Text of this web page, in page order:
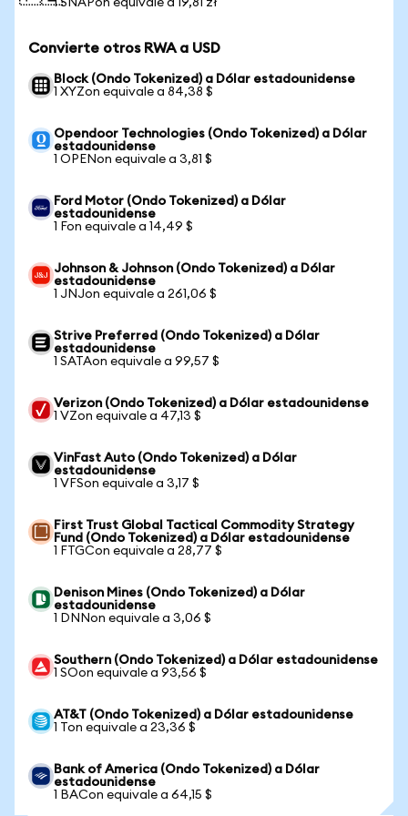
1 SNAPon equivale a 19,81 zł
Convierte otros RWA a USD
Block (Ondo Tokenized) a Dólar estadounidense
1 XYZon equivale a 84,38 $
Opendoor Technologies (Ondo Tokenized) a Dólar
estadounidense
1 OPENon equivale a 3,81 $
Ford Motor (Ondo Tokenized) a Dólar
estadounidense
1 Fon equivale a 14,49 $
Johnson & Johnson (Ondo Tokenized) a Dólar
estadounidense
1 JNJon equivale a 261,06 $
Strive Preferred (Ondo Tokenized) a Dólar
estadounidense
1 SATAon equivale a 99,57 $
Verizon (Ondo Tokenized) a Dólar estadounidense
1 VZon equivale a 47,13 $
VinFast Auto (Ondo Tokenized) a Dólar
estadounidense
1 VFSon equivale a 3,17 $
First Trust Global Tactical Commodity Strategy
Fund (Ondo Tokenized) a Dólar estadounidense
1 FTGCon equivale a 28,77 $
Denison Mines (Ondo Tokenized) a Dólar
estadounidense
1 DNNon equivale a 3,06 $
Southern (Ondo Tokenized) a Dólar estadounidense
1 SOon equivale a 93,56 $
AT&T (Ondo Tokenized) a Dólar estadounidense
1 Ton equivale a 23,36 $
Bank of America (Ondo Tokenized) a Dólar
estadounidense
1 BACon equivale a 64,15 $